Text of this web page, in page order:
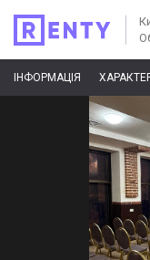
ІНФОРМАЦІЯ